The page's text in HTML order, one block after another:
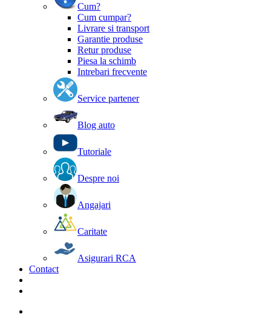
Cum?
Cum cumpar?
Livrare si transport
Garantie produse
Retur produse
Piesa la schimb
Intrebari frecvente
Service partener
Blog auto
Tutoriale
Despre noi
Angajari
Caritate
Asigurari RCA
Contact